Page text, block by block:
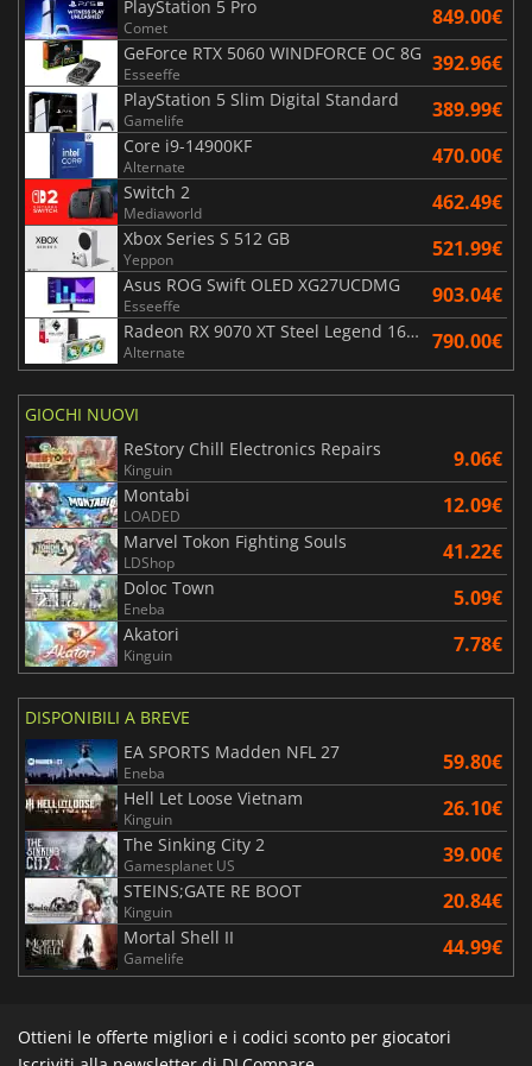
PlayStation 5 Pro
Comet 849.00€
GeForce RTX 5060 WINDFORCE OC 8G
Esseeffe 392.96€
PlayStation 5 Slim Digital Standard
Gamelife 389.99€
Core i9-14900KF
Alternate 470.00€
Switch 2
Mediaworld 462.49€
Xbox Series S 512 GB
Yeppon 521.99€
Asus ROG Swift OLED XG27UCDMG
Esseeffe 903.04€
Radeon RX 9070 XT Steel Legend 16GB
Alternate 790.00€
GIOCHI NUOVI
ReStory Chill Electronics Repairs
Kinguin 9.06€
Montabi
LOADED 12.09€
Marvel Tokon Fighting Souls
LDShop 41.22€
Doloc Town
Eneba 5.09€
Akatori
Kinguin 7.78€
DISPONIBILI A BREVE
EA SPORTS Madden NFL 27
Eneba 59.80€
Hell Let Loose Vietnam
Kinguin 26.10€
The Sinking City 2
Gamesplanet US 39.00€
STEINS;GATE RE BOOT
Kinguin 20.84€
Mortal Shell II
Gamelife 44.99€
Ottieni le offerte migliori e i codici sconto per giocatori